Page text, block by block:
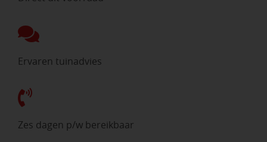
Ervaren tuinadvies
Zes dagen p/w bereikbaar